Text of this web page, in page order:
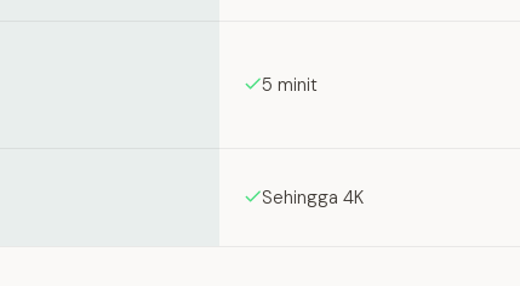
5 minit
Sehingga 4K